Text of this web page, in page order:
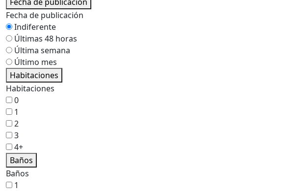
Fecha de publicación
Indiferente
Últimas 48 horas
Última semana
Último mes
Habitaciones
Habitaciones
0
1
2
3
4+
Baños
Baños
1